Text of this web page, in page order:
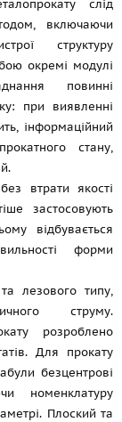
слід
включаючи
структуру
окремі модулі
повинні
при виявленні
інформаційний
стану,
втрати якості
застосовують
відбувається
форми
лезового типу,
струму.
розроблено
Для прокату
безцентрові
номенклатуру
Плоский та